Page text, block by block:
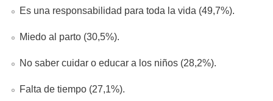
Es una responsabilidad para toda la vida (49,7%).
Miedo al parto (30,5%).
No saber cuidar o educar a los niños (28,2%).
Falta de tiempo (27,1%).